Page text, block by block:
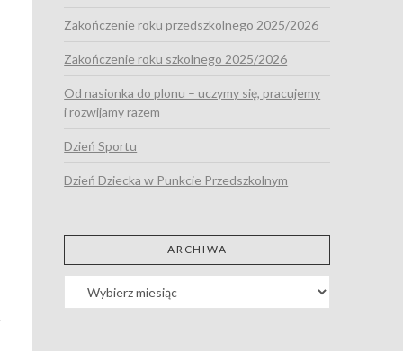
Zakończenie roku przedszkolnego 2025/2026
Zakończenie roku szkolnego 2025/2026
Od nasionka do plonu – uczymy się, pracujemy
i rozwijamy razem
Dzień Sportu
Dzień Dziecka w Punkcie Przedszkolnym
ARCHIWA
Archiwa